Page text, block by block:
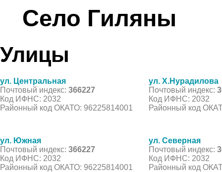
Село Гиляны
Улицы
ул. Центральная
Почтовый индекс: 366227
Код ИФНС: 2032
Районный код ОКАТО: 96225814001
ул. Х.Нурадилова
Почтовый индекс:
Код ИФНС: 2032
Районный код
ул. Южная
Почтовый индекс: 366227
Код ИФНС: 2032
Районный код ОКАТО: 96225814001
ул. Северная
Почтовый индекс:
Код ИФНС: 2032
Районный код